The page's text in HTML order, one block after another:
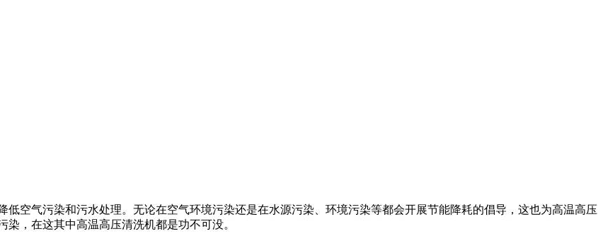
空气污染和污水处理。无论在空气环境污染还是在水源污染、环境污染等都会开展节能降耗的倡导，这也为高温高压
，在这其中高温高压清洗机都是功不可没。